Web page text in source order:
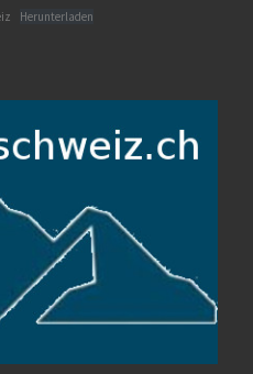
Herunterladen